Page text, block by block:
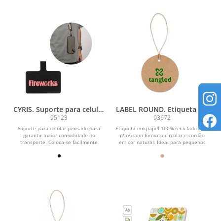
CYRIS. Suporte para celular
pensado para garantir
maior comodidade no
transporte
95123
Suporte para celular pensado para
garantir maior comodidade no
transporte. Coloca-se facilmente
LABEL ROUND. Etiqueta em
papel 100% reciclado (700
g/m²) com formato circular
93672
Etiqueta em papel 100% reciclado (700
g/m²) com formato circular e cordão
em cor natural. Ideal para pequenos